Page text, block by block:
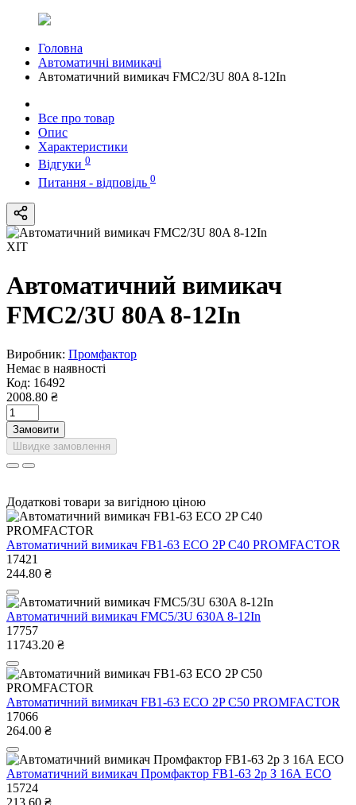
Головна
Автоматичні вимикачі
Автоматичний вимикач FMC2/3U 80A 8-12In
Все про товар
Опис
Характеристики
Відгуки 0
Питання - відповідь 0
ХІТ
Автоматичний вимикач
FMC2/3U 80A 8-12In
Виробник: Промфактор
Немає в наявності
Код: 16492
2008.80 ₴
Замовити
Швидке замовлення
Додаткові товари за вигідною ціною
Автоматичний вимикач FB1-63 ECO 2P С40 PROMFACTOR
17421
244.80 ₴
Автоматичний вимикач FMC5/3U 630A 8-12In
17757
11743.20 ₴
Автоматичний вимикач FB1-63 ECO 2P C50 PROMFACTOR
17066
264.00 ₴
Автоматичний вимикач Промфактор FB1-63 2р З 16А ECO
15724
213.60 ₴